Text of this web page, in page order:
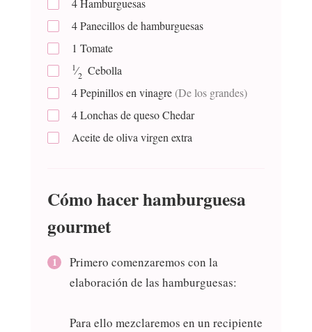
4Hamburguesas
4Panecillos de hamburguesas
1 Tomate
1⁄2 Cebolla
4Pepinillos en vinagre (De los grandes)
4Lonchas de queso Chedar
Aceite de oliva virgen extra
Cómo hacer hamburguesa
gourmet
Primero comenzaremos con la
elaboración de las hamburguesas:
Para ello mezclaremos en un recipiente